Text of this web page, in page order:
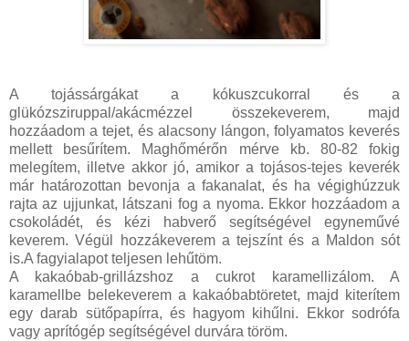
A tojássárgákat a kókuszcukorral és a
glükózsziruppal/akácmézzel összekeverem, majd
hozzáadom a tejet, és alacsony lángon, folyamatos keverés
mellett besűrítem. Maghőmérőn mérve kb. 80-82 fokig
melegítem, illetve akkor jó, amikor a tojásos-tejes keverék
már határozottan bevonja a fakanalat, és ha végighúzzuk
rajta az ujjunkat, látszani fog a nyoma. Ekkor hozzáadom a
csokoládét, és kézi habverő segítségével egyneművé
keverem. Végül hozzákeverem a tejszínt és a Maldon sót
is.A fagyialapot teljesen lehűtöm.
A kakaóbab-grillázshoz a cukrot karamellizálom. A
karamellbe belekeverem a kakaóbabtöretet, majd kiterítem
egy darab sütőpapírra, és hagyom kihűlni. Ekkor sodrófa
vagy aprítógép segítségével durvára töröm.